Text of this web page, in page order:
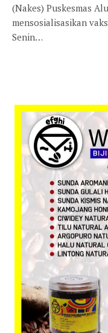
(Nakes) Puskesmas
mensosialisasikan
Senin…